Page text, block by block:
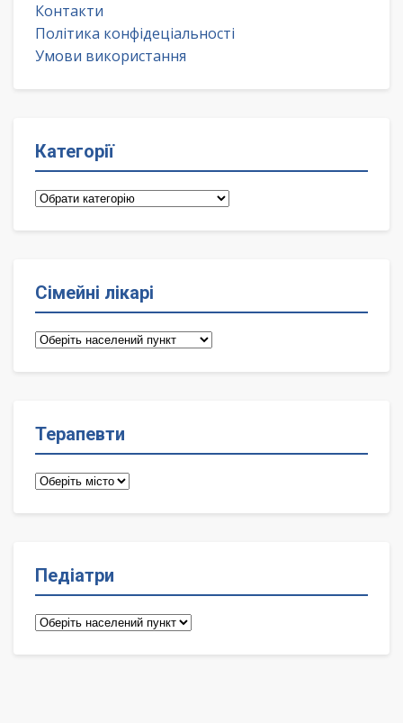
Контакти
Політика конфідеціальності
Умови використання
Категорії
Категорії
Сімейні лікарі
Сімейні
Терапевти
Терапевти
Педіатри
Педіатри